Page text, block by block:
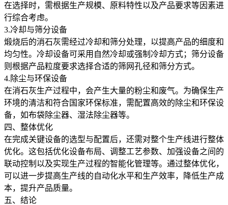
在选择时，需根据生产规模、原料特性以及产品要求等因素进
行综合考虑。
3.冷却与筛分设备
煅烧后的消石灰需经过冷却和筛分处理，以提高产品的细度和
均匀性。冷却设备可采用自然冷却或强制冷却方式；筛分设备
则根据产品粒度要求选择合适的筛网孔径和筛分方式。
4.除尘与环保设备
在消石灰生产过程中，会产生大量的粉尘和废气。为确保生产
环境的清洁和符合国家环保标准，需配置高效的除尘和环保设
备，如布袋除尘器、湿法除尘器等。
四、整体优化
在完成关键设备的选型与配置后，还需对整个生产线进行整体
优化。这包括优化设备布局、调整工艺参数、加强设备之间的
联动控制以及实现生产过程的智能化管理等。通过整体优化，
可以进一步提高生产线的自动化水平和生产效率，降低生产成
本，提升产品质量。
五、结论